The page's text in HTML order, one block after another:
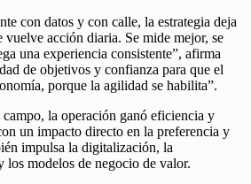
con datos y con calle, la estrategia deja
vuelve acción diaria. Se mide mejor, se
una experiencia consistente”, afirma
de objetivos y confianza para que el
porque la agilidad se habilita”.
la operación ganó eficiencia y
un impacto directo en la preferencia y
impulsa la digitalización, la
los modelos de negocio de valor.